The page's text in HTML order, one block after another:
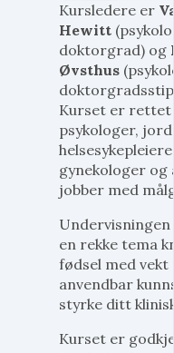
Kursledere er
Hewitt
doktorgrad) og
Øvsthus
Kurset er
psykologer,
gynekologer og
jobber med
en rekke tema
fødsel med vekt
anvendbar
styrke ditt
Kurset er